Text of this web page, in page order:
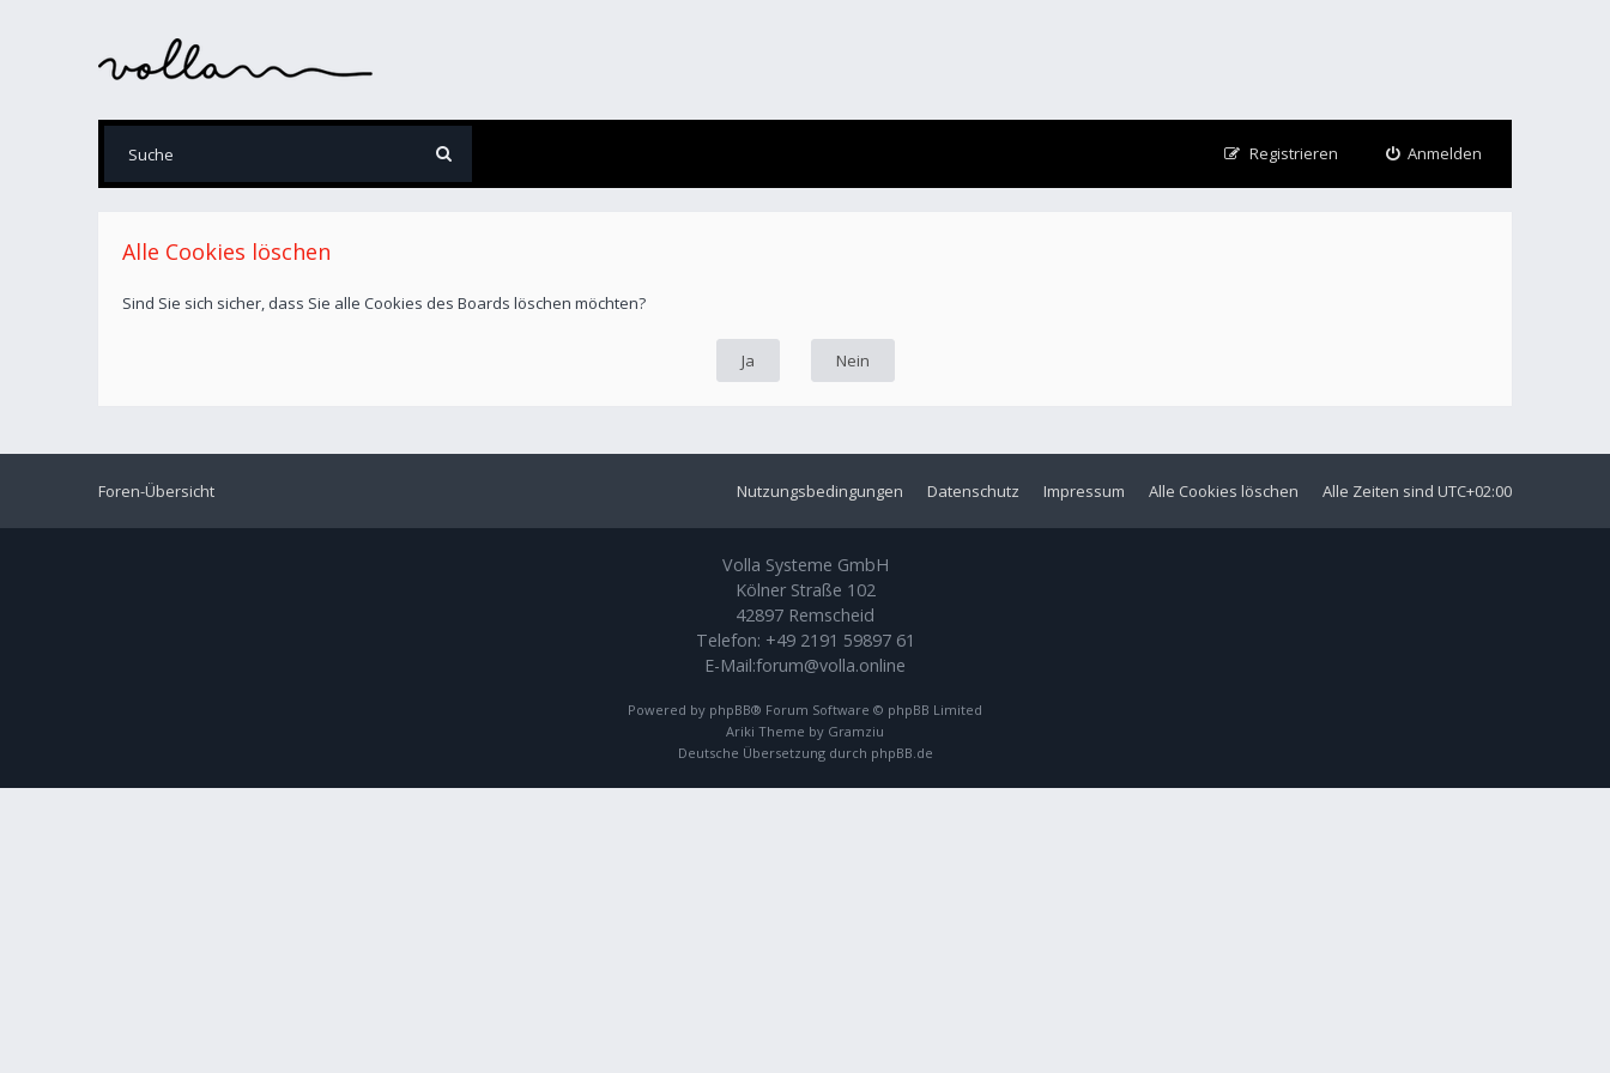
Anmelden
Registrieren
Alle Cookies löschen
Sind Sie sich sicher, dass Sie alle Cookies des Boards löschen möchten?
Foren-Übersicht Alle Zeiten sind UTC+02:00
Alle Cookies löschen
Impressum
Datenschutz
Nutzungsbedingungen
Volla Systeme GmbH
Kölner Straße 102
42897 Remscheid
Telefon: +49 2191 59897 61
E-Mail:forum@volla.online
Powered by phpBB® Forum Software © phpBB Limited
Ariki Theme by Gramziu
Deutsche Übersetzung durch phpBB.de